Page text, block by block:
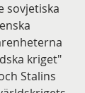
sovjetiska
kriget"
Stalins